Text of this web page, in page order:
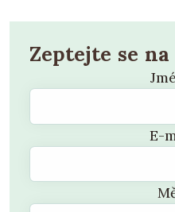
Zeptejte se
E-